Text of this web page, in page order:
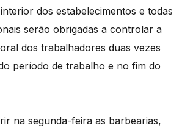
dos estabelecimentos e todas
serão obrigadas a controlar a
dos trabalhadores duas vezes
período de trabalho e no fim do
na segunda-feira as barbearias,